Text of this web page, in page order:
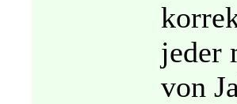
jeder
von